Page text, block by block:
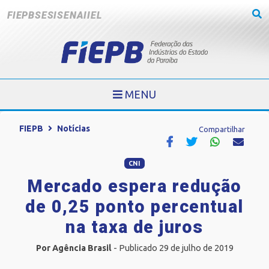
FIEPBSESISENAIIEL
MENU
FIEPB Notícias Compartilhar
CNI
Mercado espera redução
de 0,25 ponto percentual
na taxa de juros
Por Agência Brasil- Publicado 29 de julho de 2019